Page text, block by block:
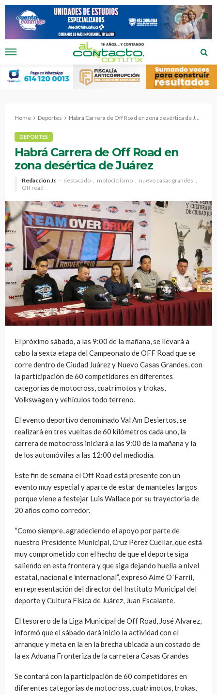
Home Deportes Habrá Carrera de Off Road en zona desértica de Juárez
DEPORTES
Habrá Carrera de Off Road en
zona desértica de Juárez
Redacción Jr. destacado motociclismo
nuevo casas grandes
Off road
El próximo sábado, a las 9:00 de la mañana, se llevará a
cabo la sexta etapa del Campeonato de OFF Road que se
corre dentro de Ciudad Juárez y Nuevo Casas Grandes, con
la participación de 60 competidores en diferentes
categorías de motocross, cuatrimotos y trokas,
Volkswagen y vehículos todo terreno.
El evento deportivo denominado Val Am Desiertos, se
realizará en tres vueltas de 60 kilómetros cada uno, la
carrera de motocross iniciará a las 9:00 de la mañana y la
de los automóviles a las 12:00 del mediodía.
Este fin de semana el Off Road está presente con un
evento muy especial y aparte de estar de manteles largos
porque viene a festejar Luis Wallace por su trayectoria de
20 años como corredor.
“Como siempre, agradeciendo el apoyo por parte de
nuestro Presidente Municipal, Cruz Pérez Cuéllar, que está
muy comprometido con el hecho de que el deporte siga
saliendo en esta frontera y que siga dejando huella a nivel
estatal, nacional e internacional”, expresó Aimé O´Farril,
en representación del director del Instituto Municipal del
deporte y Cultura Física de Juárez, Juan Escalante.
El tesorero de la Liga Municipal de Off Road, José Alvarez,
informó que el sábado dará inicio la actividad con el
arranque y meta en la en la brecha ubicada a un costado de
la ex Aduana Fronteriza de la carretera Casas Grandes
Se contará con la participación de 60 competidores en
diferentes categorías de motocross, cuatrimotos, trokas,